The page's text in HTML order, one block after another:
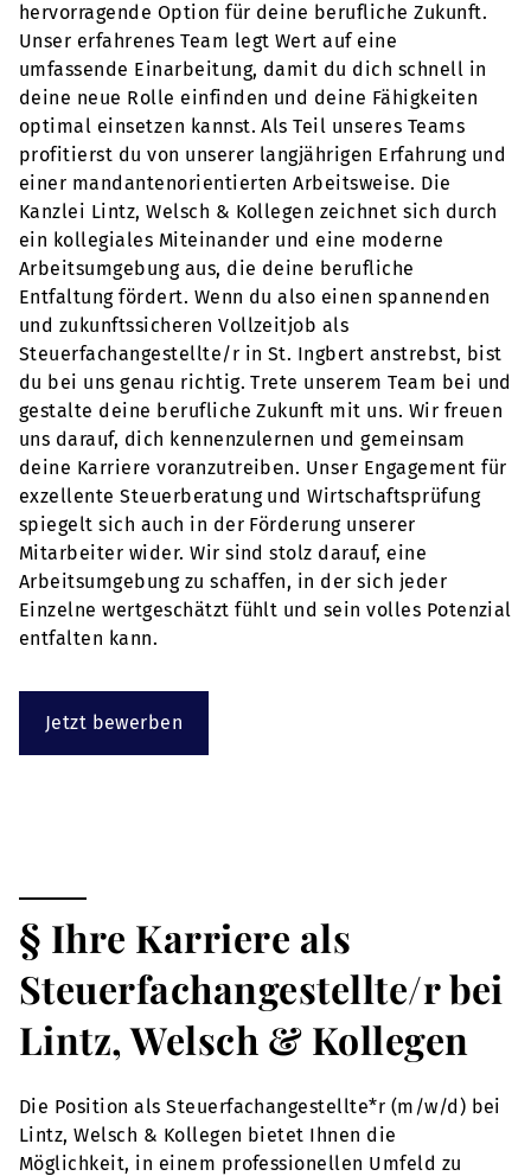
hervorragende Option für deine berufliche Zukunft.
Unser erfahrenes Team legt Wert auf eine
umfassende Einarbeitung, damit du dich schnell in
deine neue Rolle einfinden und deine Fähigkeiten
optimal einsetzen kannst. Als Teil unseres Teams
profitierst du von unserer langjährigen Erfahrung und
einer mandantenorientierten Arbeitsweise. Die
Kanzlei Lintz, Welsch & Kollegen zeichnet sich durch
ein kollegiales Miteinander und eine moderne
Arbeitsumgebung aus, die deine berufliche
Entfaltung fördert. Wenn du also einen spannenden
und zukunftssicheren Vollzeitjob als
Steuerfachangestellte/r in St. Ingbert anstrebst, bist
du bei uns genau richtig. Trete unserem Team bei und
gestalte deine berufliche Zukunft mit uns. Wir freuen
uns darauf, dich kennenzulernen und gemeinsam
deine Karriere voranzutreiben. Unser Engagement für
exzellente Steuerberatung und Wirtschaftsprüfung
spiegelt sich auch in der Förderung unserer
Mitarbeiter wider. Wir sind stolz darauf, eine
Arbeitsumgebung zu schaffen, in der sich jeder
Einzelne wertgeschätzt fühlt und sein volles Potenzial
entfalten kann.
Jetzt bewerben
§ Ihre Karriere als
Steuerfachangestellte/r bei
Lintz, Welsch & Kollegen
Die Position als Steuerfachangestellte*r (m/w/d) bei
Lintz, Welsch & Kollegen bietet Ihnen die
Möglichkeit, in einem professionellen Umfeld zu